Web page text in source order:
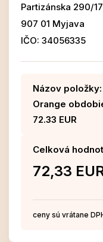
Partizánska 290/17
907 01 Myjava
IČO: 34056335
Názov položky:
Orange
72.33 EUR
Celková
72,33
ceny sú vrátane